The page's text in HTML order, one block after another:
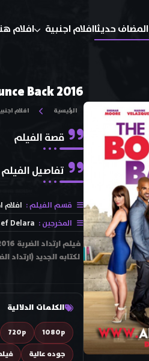
المضاف حديثاافلام اجنبية افلام
Back 2016
الرئيسية افلام
قصة الفيلم
تفاصيل الفيلم
قسم الفيلم : افلام
المخرجين : Delara
لكتابه الجديد
الكلمات الدلالية
1080p
720p
جوده عالية